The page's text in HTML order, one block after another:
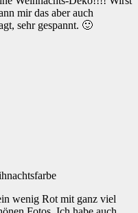
mir das aber auch
sehr gespannt. 🙂
wenig Rot mit ganz viel